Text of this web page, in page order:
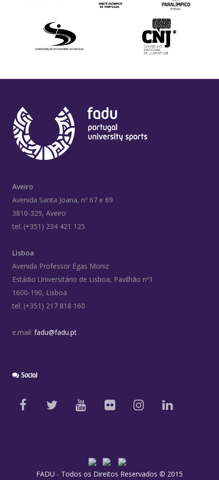
Aveiro
Avenida Santa Joana, nº 67 e 69
3810-329, Aveiro
tel: (+351) 234 421 125
Lisboa
Avenida Professor Egas Moniz
Estádio Universitário de Lisboa, Pavilhão nº1
1600-190, Lisboa
tel: (+351) 217 818 160
e.mail: fadu@fadu.pt
Social
FADU - Todos os Direitos Reservados © 2015